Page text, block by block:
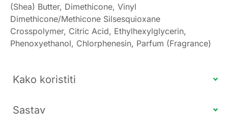
(Shea) Butter, Dimethicone, Vinyl
Dimethicone/Methicone Silsesquioxane
Crosspolymer, Citric Acid, Ethylhexylglycerin,
Phenoxyethanol, Chlorphenesin, Parfum (Fragrance)
Kako koristiti
Sastav